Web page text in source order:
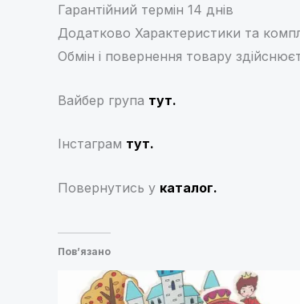
Гарантійний термін 14 днів
Додатково Характеристики та
Обмін і повернення товару
Вайбер група тут.
Інстаграм тут.
Повернутись у каталог.
Пов’язано